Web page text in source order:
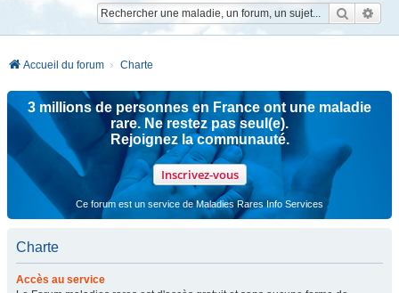
Accueil du forum Charte
3 millions de personnes en France ont une maladie
rare. Ne restez pas seul(e).
Rejoignez la communauté.
Inscrivez-vous
Ce forum est un service de Maladies Rares Info Services
Charte
Accès au service